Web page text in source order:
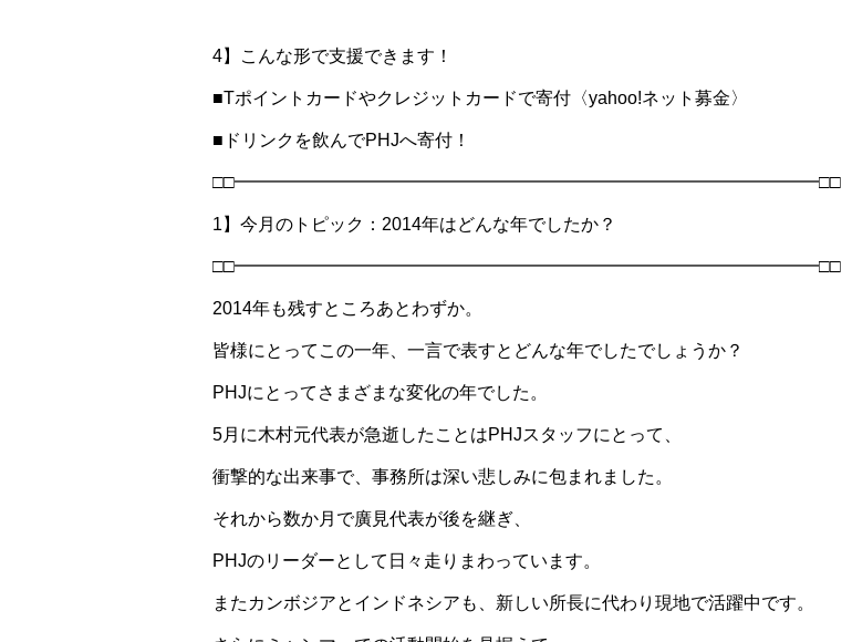
4】こんな形で支援できます！
■Tポイントカードやクレジットカードで寄付〈yahoo!ネット募金〉
■ドリンクを飲んでPHJへ寄付！
□□━━━━━━━━━━━━━━━━━━━━━━━━━━━━━━━━━□□
1】今月のトピック：2014年はどんな年でしたか？
□□━━━━━━━━━━━━━━━━━━━━━━━━━━━━━━━━━□□
2014年も残すところあとわずか。
皆様にとってこの一年、一言で表すとどんな年でしたでしょうか？
PHJにとってさまざまな変化の年でした。
5月に木村元代表が急逝したことはPHJスタッフにとって、
衝撃的な出来事で、事務所は深い悲しみに包まれました。
それから数か月で廣見代表が後を継ぎ、
PHJのリーダーとして日々走りまわっています。
またカンボジアとインドネシアも、新しい所長に代わり現地で活躍中です。